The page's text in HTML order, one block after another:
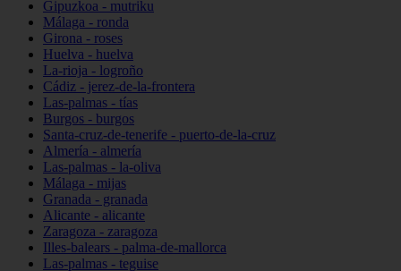
Gipuzkoa - mutriku
Málaga - ronda
Girona - roses
Huelva - huelva
La-rioja - logroño
Cádiz - jerez-de-la-frontera
Las-palmas - tías
Burgos - burgos
Santa-cruz-de-tenerife - puerto-de-la-cruz
Almería - almería
Las-palmas - la-oliva
Málaga - mijas
Granada - granada
Alicante - alicante
Zaragoza - zaragoza
Illes-balears - palma-de-mallorca
Las-palmas - teguise